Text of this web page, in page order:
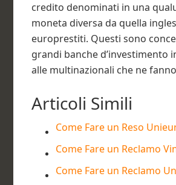
credito denominati in una
moneta diversa da quella
europrestiti. Questi sono
grandi banche d’investimento
alle multinazionali che ne
Articoli Simili
Come Fare un Reso
Come Fare un Reclamo
Come Fare un Reclamo